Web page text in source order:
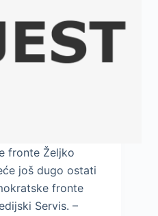
fronte Željko
još dugo ostati
fronte
Servis. –